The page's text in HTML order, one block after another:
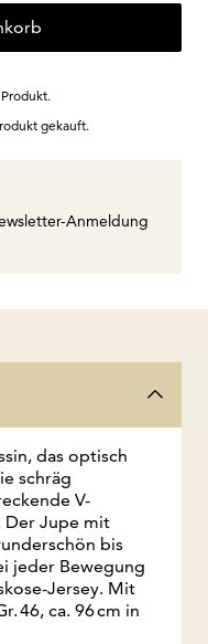
gekauft.
Anmeldung
das optisch
schräg
V-
Der Jupe mit
bis
jeder Bewegung
Jersey. Mit
46, ca. 96 cm in